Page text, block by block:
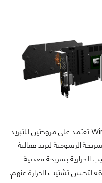
منظومة التبريد للبطاقة WindForce 2X تعتمد على مروحتين للتبريد
الرسومية لتزيد فعالية
الحرارية بشريحة معدنية
لتحسن تشتيت الحرارة عنهم.